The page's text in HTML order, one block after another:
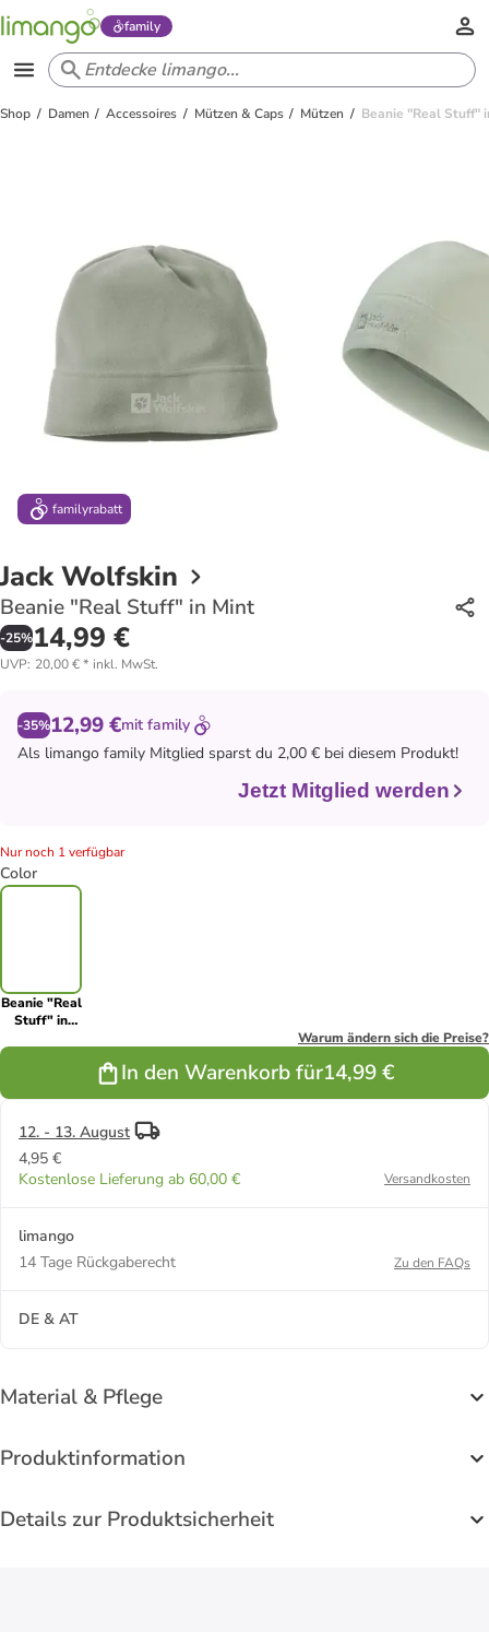
family
Shop Damen Accessoires Mützen & Caps Mützen Beanie "Real Stuff"
familyrabatt
Jack Wolfskin
Beanie "Real Stuff" in Mint
-25%14,99 €
UVP: 20,00 €* inkl. MwSt.
-35%12,99 €mit family
Als limango family Mitglied sparst du 2,00 € bei diesem Produkt!
Jetzt Mitglied werden
Nur noch 1 verfügbar
Color
Beanie "Real
Stuff" in
Warum ändern sich die Preise?
In den Warenkorb für14,99 €
12. - 13. August
4,95 €
Kostenlose Lieferung ab 60,00 €
Versandkosten
limango
14 Tage Rückgaberecht
Zu den FAQs
DE & AT
Material & Pflege
Produktinformation
Details zur Produktsicherheit